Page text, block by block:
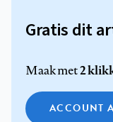
Gratis dit
Maak met2
ACCOUNT